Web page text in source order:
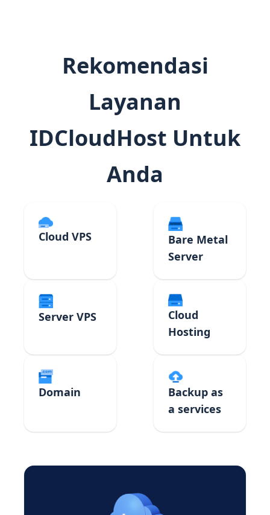
Rekomendasi
Layanan
IDCloudHost Untuk
Anda
Cloud VPS
Bare Metal
Server
Server VPS
Cloud
Hosting
Domain
Backup as
a services